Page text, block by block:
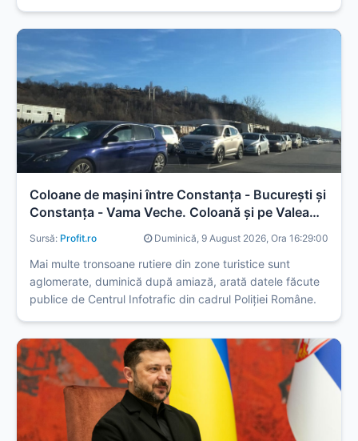
Coloane de mașini între Constanța - București și
Constanța - Vama Veche. Coloană și pe Valea
Sursă: Profit.ro Duminică, 9 August 2026, Ora 16:29:00
Mai multe tronsoane rutiere din zone turistice sunt
aglomerate, duminică după amiază, arată datele făcute
publice de Centrul Infotrafic din cadrul Poliției Române.